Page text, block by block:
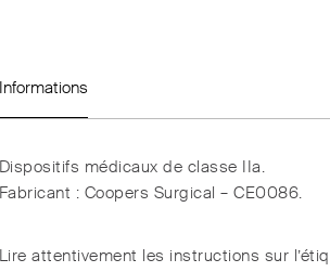
Informations
Dispositifs médicaux de classe IIa.
Fabricant : Coopers Surgical – CE0086.
Lire attentivement les instructions sur